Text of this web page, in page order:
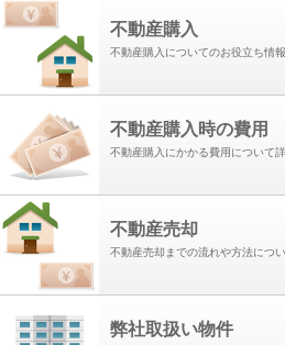
不動産購入
不動産購入についてのお役立ち情
不動産購入時の費用
不動産購入にかかる費用について
不動産売却
不動産売却までの流れや方法につ
弊社取扱い物件